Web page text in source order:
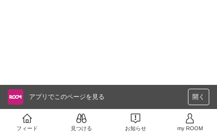
アプリでこのページを見る 開く
フィード 見つける お知らせ my ROOM